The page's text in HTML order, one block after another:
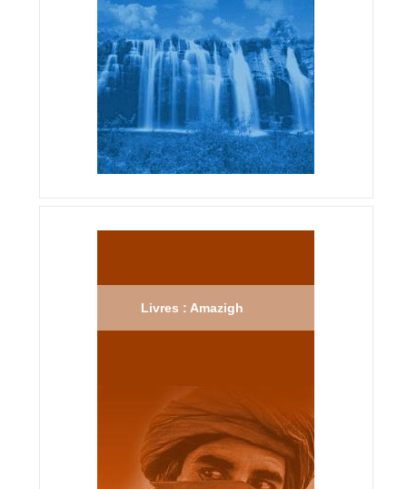
Livres : Amazigh